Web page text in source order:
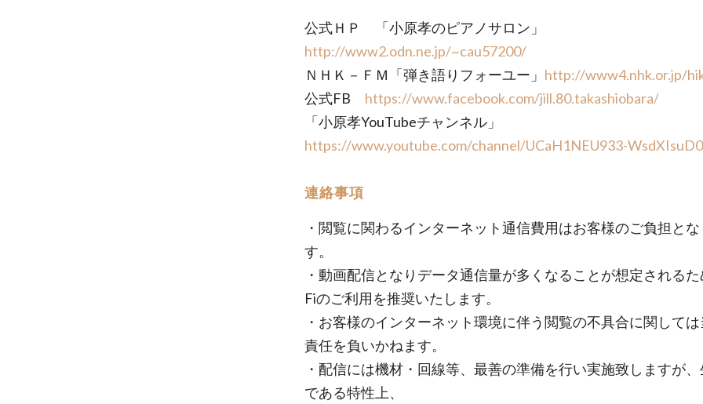
公式ＨＰ 「小原孝のピアノサロン」
http://www2.odn.ne.jp/~cau57200/
ＮＨＫ－ＦＭ「弾き語りフォーユー」 http://www4.nhk.or.jp/
公式FB https://www.facebook.com/jill.80.takashiobara/
「小原孝YouTubeチャンネル」
https://www.youtube.com/channel/UCaH1NEU933-
連絡事項
・閲覧に関わるインターネット通信費用はお客様のご負担とな
す。
・動画配信となりデータ通信量が多くなることが想定される
Fiのご利用を推奨いたします。
・お客様のインターネット環境に伴う閲覧の不具合に関して
責任を負いかねます。
・配信には機材・回線等、最善の準備を行い実施致しますが
である特性上、